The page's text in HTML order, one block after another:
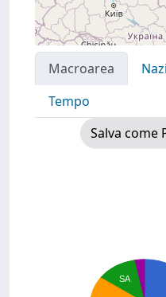
Macroarea
Tempo
Salva come
SA